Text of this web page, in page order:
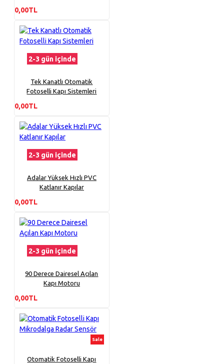
0,00TL
2-3 gün içinde
Tek Kanatlı Otomatik
Fotoselli Kapı Sistemleri
0,00TL
2-3 gün içinde
Adalar Yüksek Hızlı PVC
Katlanır Kapılar
0,00TL
2-3 gün içinde
90 Derece Dairesel Açılan
Kapı Motoru
0,00TL
Sale
Otomatik Fotoselli Kapı